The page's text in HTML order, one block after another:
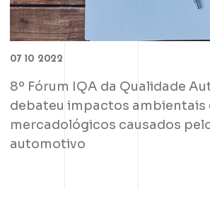
07 10 2022
8º Fórum IQA da Qualidade
debateu impactos ambientais
mercadológicos causados
automotivo